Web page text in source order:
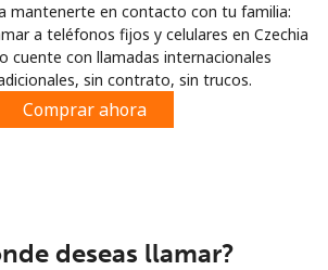
Regístrate con
mantenerte en contacto con tu familia:
a teléfonos fijos y celulares en Czechia
cuente con llamadas internacionales
sin contrato, sin trucos.
Comprar ahora
deseas llamar?